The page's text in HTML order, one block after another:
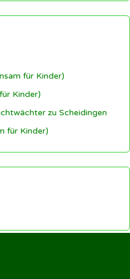
für Kinder)
Kinder)
zu Scheidingen
für Kinder)